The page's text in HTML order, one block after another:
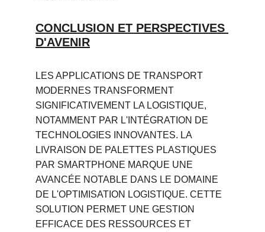
CONCLUSION ET PERSPECTIVES
D'AVENIR
LES APPLICATIONS DE TRANSPORT
MODERNES TRANSFORMENT
SIGNIFICATIVEMENT LA LOGISTIQUE,
NOTAMMENT PAR L'INTÉGRATION DE
TECHNOLOGIES INNOVANTES. LA
LIVRAISON DE PALETTES PLASTIQUES
PAR SMARTPHONE MARQUE UNE
AVANCÉE NOTABLE DANS LE DOMAINE
DE L'OPTIMISATION LOGISTIQUE. CETTE
SOLUTION PERMET UNE GESTION
EFFICACE DES RESSOURCES ET